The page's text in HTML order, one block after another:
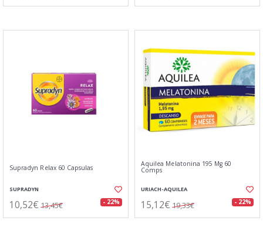
Supradyn Relax 60 Capsulas
SUPRADYN
10,52€ 13,45€ - 22%
Aquilea Melatonina 195 Mg 60
Comps
URIACH-AQUILEA
15,12€ 19,33€ - 22%